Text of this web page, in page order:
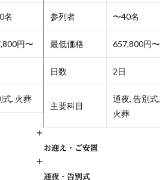
名
円〜
式, 火葬
+
+
参列者 〜40名
最低価格 657,800円〜
日数 2日
主要科目
通夜, 告別式,
火葬
お迎え・ご安置
通夜・告別式